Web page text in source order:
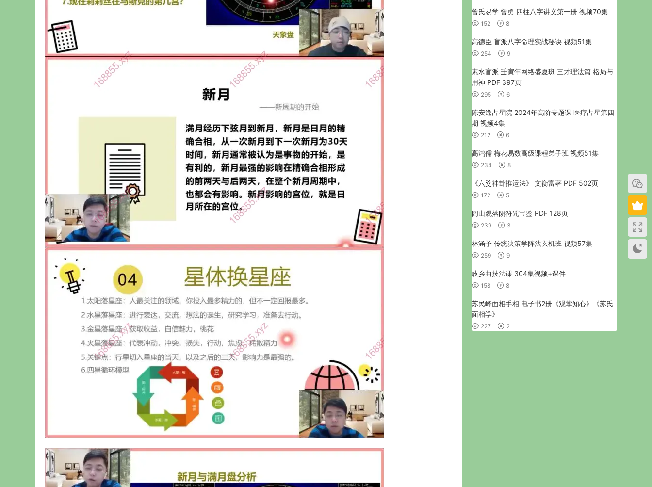
曾氏易学 曾勇 四柱八字讲义第一册 视频70集
152 8
高德臣 盲派八字命理实战秘诀 视频51集
254 9
素水盲派 壬寅年网络盛夏班 三才理法篇 格局与
用神 PDF 397页
295 6
陈安逸占星院 2024年高阶专题课 医疗占星第四
期 视频4集
212 6
高鸿儒 梅花易数高级课程弟子班 视频51集
234 8
《六爻神卦推运法》 文衡富著 PDF 502页
172 5
闾山观落阴符咒宝鉴 PDF 128页
239 3
林涵予 传统决策学阵法玄机班 视频57集
259 9
岐乡曲技法课 304集视频+课件
158 8
苏民峰面相手相 电子书2册《观掌知心》《苏氏
面相学》
227 2